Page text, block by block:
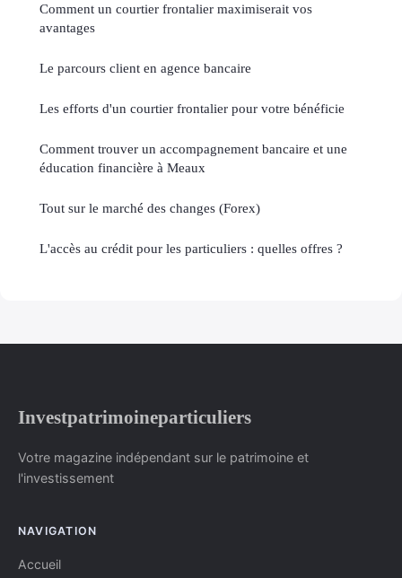
Comment un courtier frontalier maximiserait vos
avantages
Le parcours client en agence bancaire
Les efforts d'un courtier frontalier pour votre bénéficie
Comment trouver un accompagnement bancaire et une
éducation financière à Meaux
Tout sur le marché des changes (Forex)
L'accès au crédit pour les particuliers : quelles offres ?
Investpatrimoineparticuliers
Votre magazine indépendant sur le patrimoine et
l'investissement
NAVIGATION
Accueil